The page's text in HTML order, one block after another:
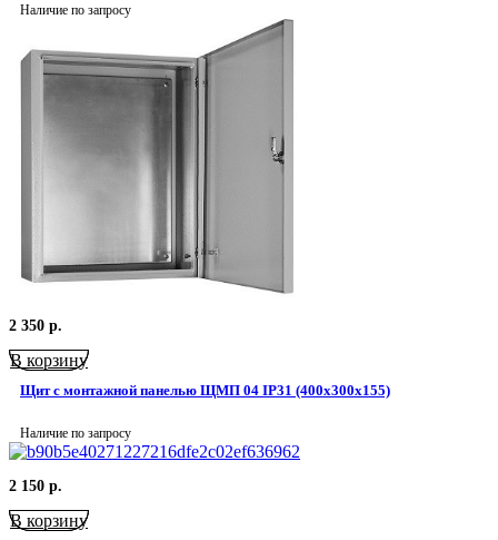
Наличие по запросу
2 350 р.
В корзину
Щит с монтажной панелью ЩМП 04 IP31 (400x300x155)
Наличие по запросу
2 150 р.
В корзину